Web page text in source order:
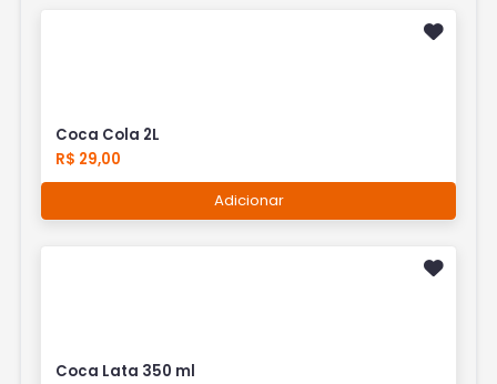
Coca Cola 2L
R$ 29,00
Adicionar
Coca Lata 350 ml